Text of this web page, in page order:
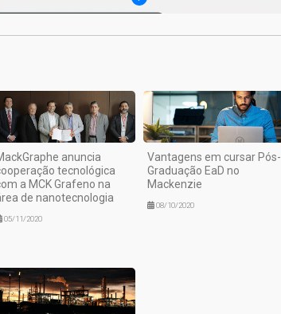
anuncia
tecnológica
a MCK Grafeno na
de nanotecnologia
05/11/2020
Vantagens em cursar Pós-
Graduação EaD no
Mackenzie
08/10/2020